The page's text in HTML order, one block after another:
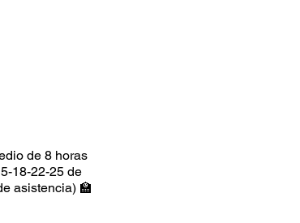
de 8 horas
18-22-25 de
asistencia) 🏫